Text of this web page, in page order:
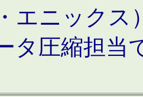
エニックス
タ圧縮担当